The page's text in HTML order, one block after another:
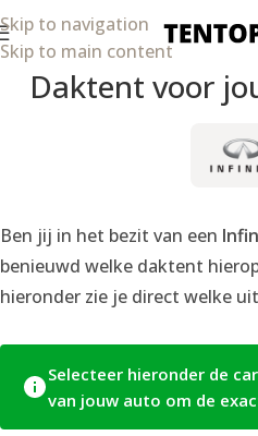
Skip to navigation
Skip to main content
Daktent voor
Ben jij in het bezit van een
benieuwd welke daktent
hieronder zie je direct welke
Selecteer hieronder de
van jouw auto om de